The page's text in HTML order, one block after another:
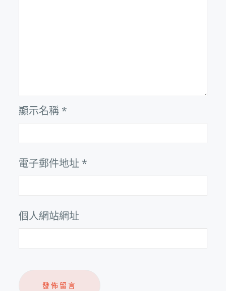
顯示名稱 *
電子郵件地址 *
個人網站網址